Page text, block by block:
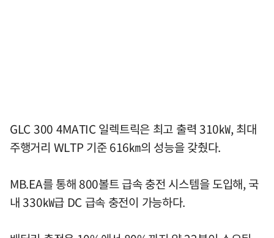
GLC 300 4MATIC 일렉트릭은 최고 출력 310㎾, 최대
주행거리 WLTP 기준 616㎞의 성능을 갖췄다.
MB.EA를 통해 800볼트 급속 충전 시스템을 도입해, 국
내 330㎾급 DC 급속 충전이 가능하다.